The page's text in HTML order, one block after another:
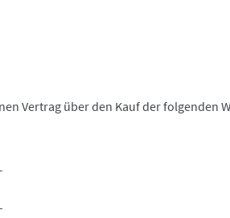
Vertrag über den Kauf der folgenden